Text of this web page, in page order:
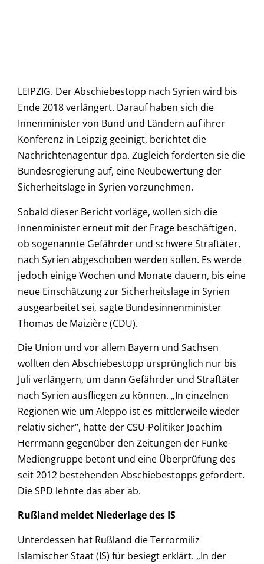
LEIPZIG. Der Abschiebestopp nach Syrien wird bis
Ende 2018 verlängert. Darauf haben sich die
Innenminister von Bund und Ländern auf ihrer
Konferenz in Leipzig geeinigt, berichtet die
Nachrichtenagentur dpa. Zugleich forderten sie die
Bundesregierung auf, eine Neubewertung der
Sicherheitslage in Syrien vorzunehmen.
Sobald dieser Bericht vorläge, wollen sich die
Innenminister erneut mit der Frage beschäftigen,
ob sogenannte Gefährder und schwere Straftäter,
nach Syrien abgeschoben werden sollen. Es werde
jedoch einige Wochen und Monate dauern, bis eine
neue Einschätzung zur Sicherheitslage in Syrien
ausgearbeitet sei, sagte Bundesinnenminister
Thomas de Maizière (CDU).
Die Union und vor allem Bayern und Sachsen
wollten den Abschiebestopp ursprünglich nur bis
Juli verlängern, um dann Gefährder und Straftäter
nach Syrien ausfliegen zu können. „In einzelnen
Regionen wie um Aleppo ist es mittlerweile wieder
relativ sicher“, hatte der CSU-Politiker Joachim
Herrmann gegenüber den Zeitungen der Funke-
Mediengruppe betont und eine Überprüfung des
seit 2012 bestehenden Abschiebestopps gefordert.
Die SPD lehnte das aber ab.
Rußland meldet Niederlage des IS
Unterdessen hat Rußland die Terrormiliz
Islamischer Staat (IS) für besiegt erklärt. „In der